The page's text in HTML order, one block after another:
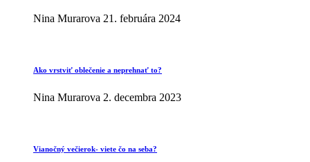
Nina Murarova 21. februára 2024
Ako vrstviť oblečenie a neprehnať to?
Nina Murarova 2. decembra 2023
Vianočný večierok- viete čo na seba?